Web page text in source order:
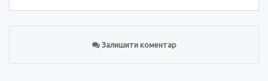
Залишити коментар